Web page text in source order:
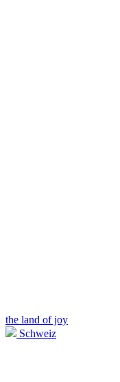
the land of joy
Schweiz